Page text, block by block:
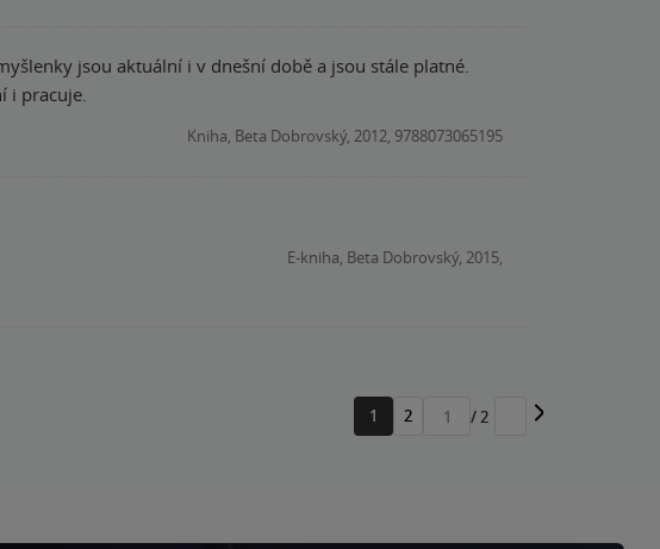
a jsou stále platné.
i pracuje.
Kniha, Beta Dobrovský, 2012, 9788073065195
E-kniha, Beta Dobrovský, 2015,
1 2
Přejít
/ 2